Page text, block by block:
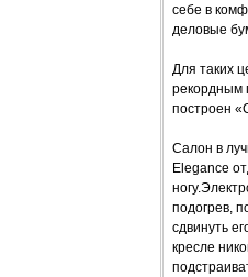
себе в
деловые
Для таких
рекордным
построен
Салон в
Elegance
подогрев,
сдвинуть
кресле